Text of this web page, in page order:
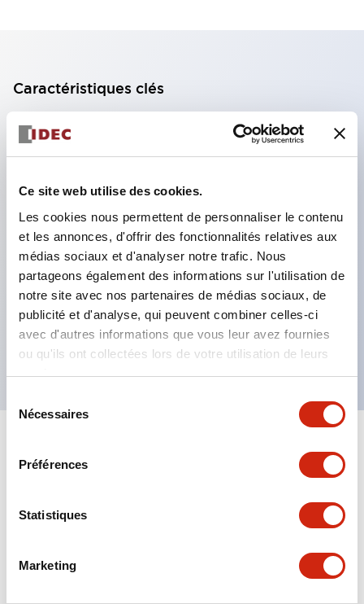
Ce site web utilise des cookies.
Les cookies nous permettent de personnaliser le contenu
et les annonces, d'offrir des fonctionnalités relatives aux
médias sociaux et d'analyser notre trafic. Nous
partageons également des informations sur l'utilisation de
notre site avec nos partenaires de médias sociaux, de
publicité et d'analyse, qui peuvent combiner celles-ci
avec d'autres informations que vous leur avez fournies
ou qu'ils ont collectées lors de votre utilisation de leurs
services.
Nécessaires
Préférences
Statistiques
Marketing
Caractéristiques clés
Bloc de contact à 2 étages avec 2 contacts,
permettant une configuration à 4 contacts
contact à 11 étages), 59,9 mm (*bloc de contact à
22 étages). Conception peu encombrante
possible.
Structure de sécurité de 3e génération :
déclenchement à 2 actions, garde intégrée,
structure de protection des doigts IP20.
Tout développer+
Functional Specifications